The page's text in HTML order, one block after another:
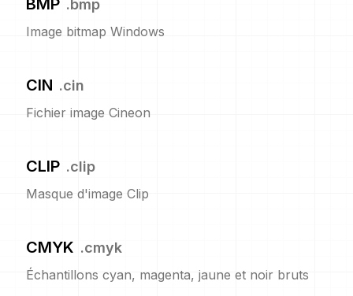
BMP .bmp
Image bitmap Windows
CIN .cin
Fichier image Cineon
CLIP .clip
Masque d'image Clip
CMYK .cmyk
Échantillons cyan, magenta, jaune et noir bruts